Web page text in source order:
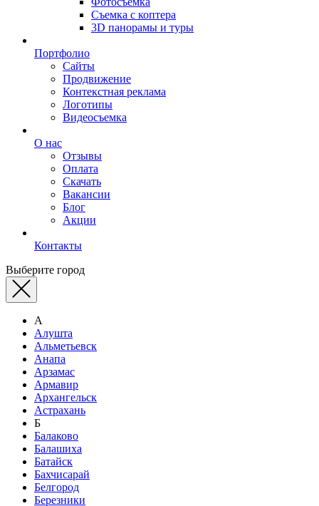
Съемка с коптера
3D панорамы и туры
Портфолио
Сайты
Продвижение
Контекстная реклама
Логотипы
Видеосъемка
О нас
Отзывы
Оплата
Скачать
Вакансии
Блог
Акции
Контакты
Выберите город
А
Алушта
Альметьевск
Анапа
Арзамас
Армавир
Архангельск
Астрахань
Б
Балаково
Балашиха
Батайск
Бахчисарай
Белгород
Березники